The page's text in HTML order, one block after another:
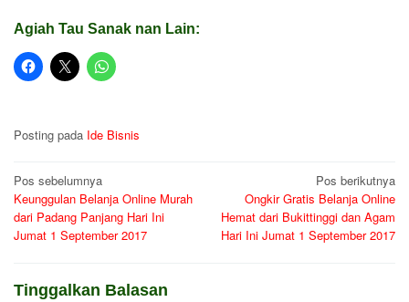
Agiah Tau Sanak nan Lain:
Posting pada Ide Bisnis
Navigasi
pos
Pos sebelumnya
Keunggulan Belanja Online Murah
dari Padang Panjang Hari Ini
Jumat 1 September 2017
Pos berikutnya
Ongkir Gratis Belanja Online
Hemat dari Bukittinggi dan Agam
Hari Ini Jumat 1 September 2017
Tinggalkan Balasan